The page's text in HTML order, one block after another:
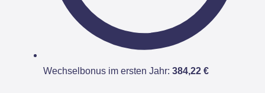
Wechselbonus im ersten Jahr: 384,22 €